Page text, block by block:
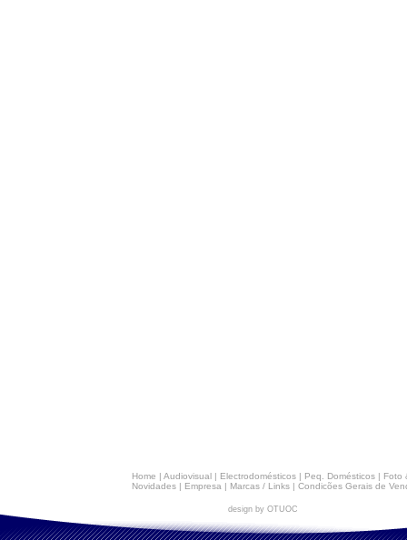
Home | Audiovisual | Electrodomésticos | Peq. Domésticos | Foto
Novidades | Empresa | Marcas / Links | Condicões Gerais de
design by OTUOC